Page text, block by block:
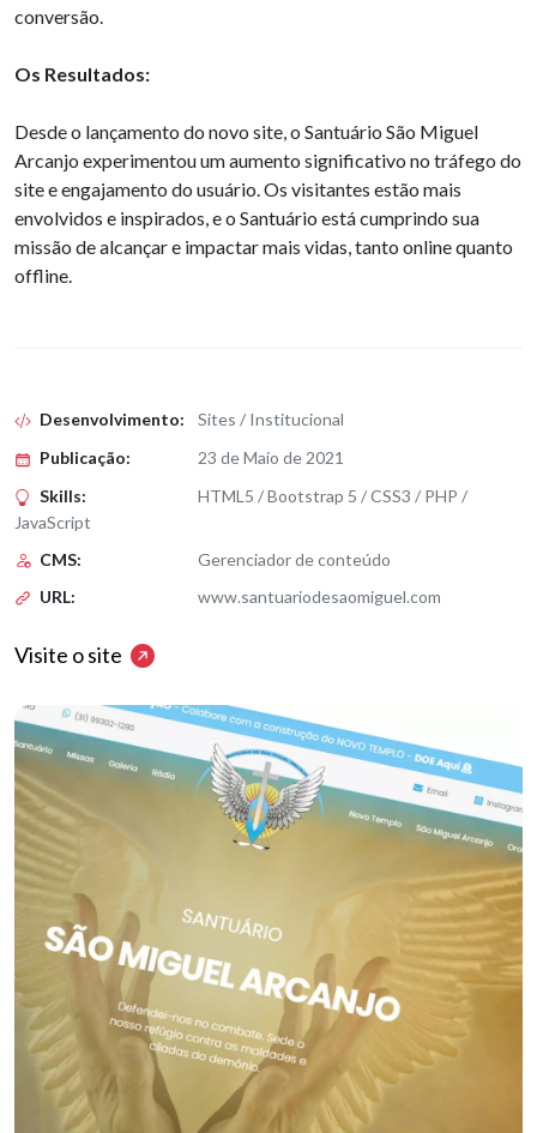
conversão.
Os Resultados:
Desde o lançamento do novo site, o Santuário São Miguel
Arcanjo experimentou um aumento significativo no tráfego do
site e engajamento do usuário. Os visitantes estão mais
envolvidos e inspirados, e o Santuário está cumprindo sua
missão de alcançar e impactar mais vidas, tanto online quanto
offline.
Desenvolvimento:
Sites / Institucional
Publicação:
23 de Maio de 2021
Skills:
HTML5 / Bootstrap 5 / CSS3 / PHP /
JavaScript
CMS:
Gerenciador de conteúdo
URL:
www.santuariodesaomiguel.com
Visite o site